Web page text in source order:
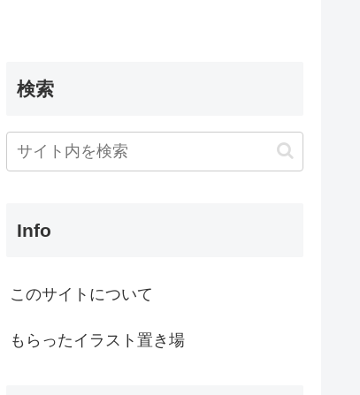
検索
Info
このサイトについて
もらったイラスト置き場